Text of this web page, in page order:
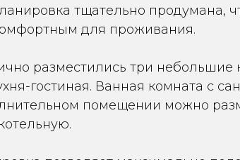
тщательно продумана,
для проживания.
разместились три небольшие
гостиная. Ванная комната с
помещении можно